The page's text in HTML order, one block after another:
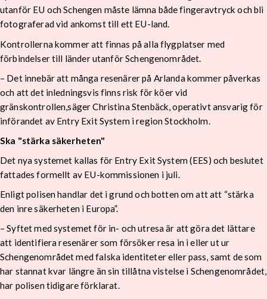
utanför EU och Schengen måste lämna både fingeravtryck och bli
fotograferad vid ankomst till ett EU-land.
Kontrollerna kommer att finnas på alla flygplatser med
förbindelser till länder utanför Schengenområdet.
– Det innebär att många resenärer på Arlanda kommer påverkas
och att det inledningsvis finns risk för köer vid
gränskontrollen,säger Christina Stenbäck, operativt ansvarig för
införandet av Entry Exit System i region Stockholm.
Ska "stärka säkerheten"
Det nya systemet kallas för Entry Exit System (EES) och beslutet
fattades formellt av EU-kommissionen i juli.
Enligt polisen handlar det i grund och botten om att att “stärka
den inre säkerheten i Europa”.
– Syftet med systemet för in- och utresa är att göra det lättare
att identifiera resenärer som försöker resa in i eller ut ur
Schengenområdet med falska identiteter eller pass, samt de som
har stannat kvar längre än sin tillåtna vistelse i Schengenområdet,
har polisen tidigare förklarat.